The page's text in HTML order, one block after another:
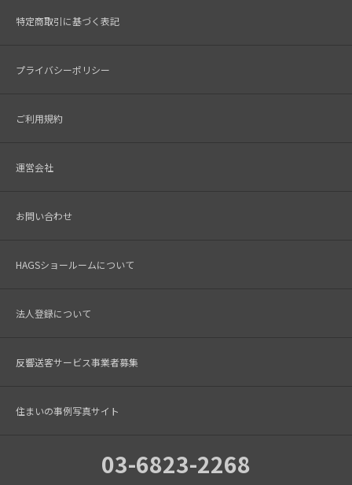
特定商取引に基づく表記
プライバシーポリシー
ご利用規約
運営会社
お問い合わせ
HAGSショールームについて
法人登録について
反響送客サービス事業者募集
住まいの事例写真サイト
03-6823-2268